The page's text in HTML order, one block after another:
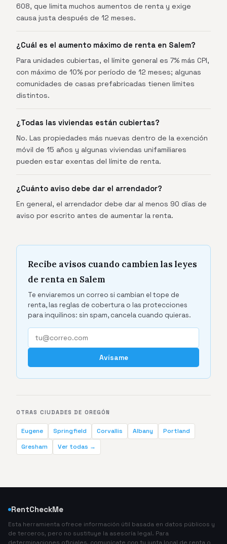
608, que limita muchos aumentos de renta y exige
causa justa después de 12 meses.
¿Cuál es el aumento máximo de renta en Salem?
Para unidades cubiertas, el límite general es 7% más CPI,
con máximo de 10% por período de 12 meses; algunas
comunidades de casas prefabricadas tienen límites
distintos.
¿Todas las viviendas están cubiertas?
No. Las propiedades más nuevas dentro de la exención
móvil de 15 años y algunas viviendas unifamiliares
pueden estar exentas del límite de renta.
¿Cuánto aviso debe dar el arrendador?
En general, el arrendador debe dar al menos 90 días de
aviso por escrito antes de aumentar la renta.
Recibe avisos cuando cambien las leyes
de renta en Salem
Te enviaremos un correo si cambian el tope de
renta, las reglas de cobertura o las protecciones
para inquilinos: sin spam, cancela cuando quieras.
Avísame
OTRAS CIUDADES DE OREGÓN
Eugene Springfield Corvallis Albany
Portland
Gresham
Ver todas →
RentCheckMe
Esta herramienta ofrece información útil basada en datos públicos y
de terceros, pero no sustituye la asesoría legal. Para
determinaciones oficiales, comunícate con tu junta local de renta o